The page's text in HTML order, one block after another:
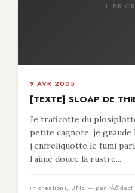
LIBR-
9 AVR 2005
[TEXTE] SLOAP DE
Je traficotte du
petite cagnote, je gnaude
j’enfreliquotte le fumi
l’aimé douce la rustre...
in créations, UNE — par